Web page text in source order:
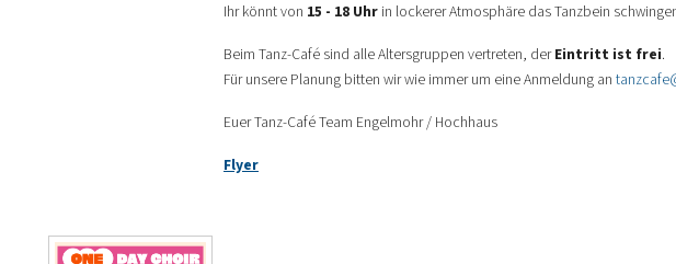
Ihr könnt von 15 - 18 Uhr in lockerer Atmosphäre das Tanzbein
Beim Tanz-Café sind alle Altersgruppen vertreten, derEintritt ist frei.
Für unsere Planung bitten wir wie immer um eine Anmeldung an
Euer Tanz-Café Team Engelmohr / Hochhaus
Flyer